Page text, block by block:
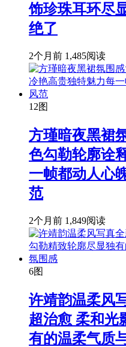
饰珍珠耳环尽
绝了
2个月前 1,485阅读
12图
方瑾暗夜黑裙
色勾勒轮廓诠
一帧都动人心
范
2个月前 1,849阅读
6图
许靖韵温柔风
超治愈 柔和光
有的温柔气质